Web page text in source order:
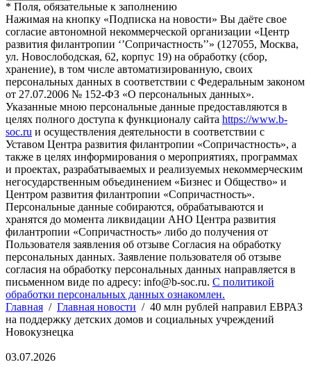
* Поля, обязательные к заполнению
Нажимая на кнопку «Подписка на новости» Вы даёте свое
согласие автономной некоммерческой организации «Центр
развития филантропии ‘’Сопричастность’’» (127055, Москва,
ул. Новослободская, 62, корпус 19) на обработку (сбор,
хранение), в том числе автоматизированную, своих
персональных данных в соответствии с Федеральным законом
от 27.07.2006 № 152-ФЗ «О персональных данных».
Указанные мною персональные данные предоставляются в
целях полного доступа к функционалу сайта https://www.b-
soc.ru и осуществления деятельности в соответствии с
Уставом Центра развития филантропии «Сопричастность», а
также в целях информирования о мероприятиях, программах
и проектах, разрабатываемых и реализуемых некоммерческим
негосударственным объединением «Бизнес и Общество» и
Центром развития филантропии «Сопричастность».
Персональные данные собираются, обрабатываются и
хранятся до момента ликвидации АНО Центра развития
филантропии «Сопричастность» либо до получения от
Пользователя заявления об отзыве Согласия на обработку
персональных данных. Заявление пользователя об отзыве
согласия на обработку персональных данных направляется в
письменном виде по адресу: info@b-soc.ru. С политикой
обработки персональных данных ознакомлен.
Главная / Главная новости / 40 млн рублей направил ЕВРАЗ
на поддержку детских домов и социальных учреждений
Новокузнецка
03.07.2026